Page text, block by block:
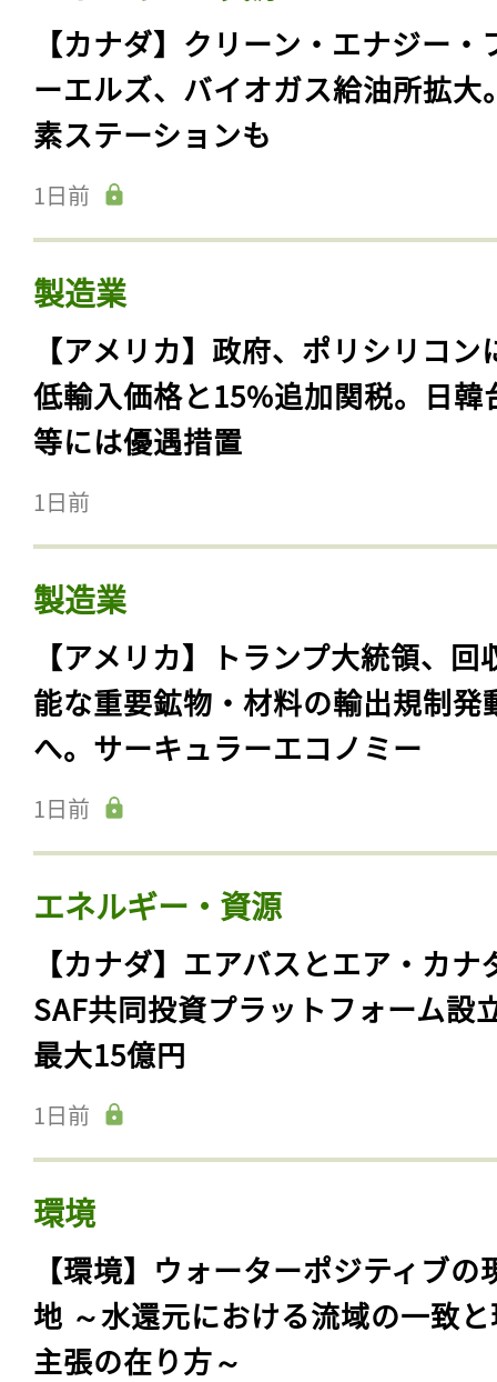
【カナダ】クリーン・エナジー・
ーエルズ、バイオガス給油所拡大
素ステーションも
1日前
製造業
【アメリカ】政府、ポリシリコン
低輸入価格と15%追加関税。日韓
等には優遇措置
1日前
製造業
【アメリカ】トランプ大統領、回
能な重要鉱物・材料の輸出規制発
へ。サーキュラーエコノミー
1日前
エネルギー・資源
【カナダ】エアバスとエア・カナ
SAF共同投資プラットフォーム設
最大15億円
1日前
環境
【環境】ウォーターポジティブの
地 ～水還元における流域の一致
主張の在り方～